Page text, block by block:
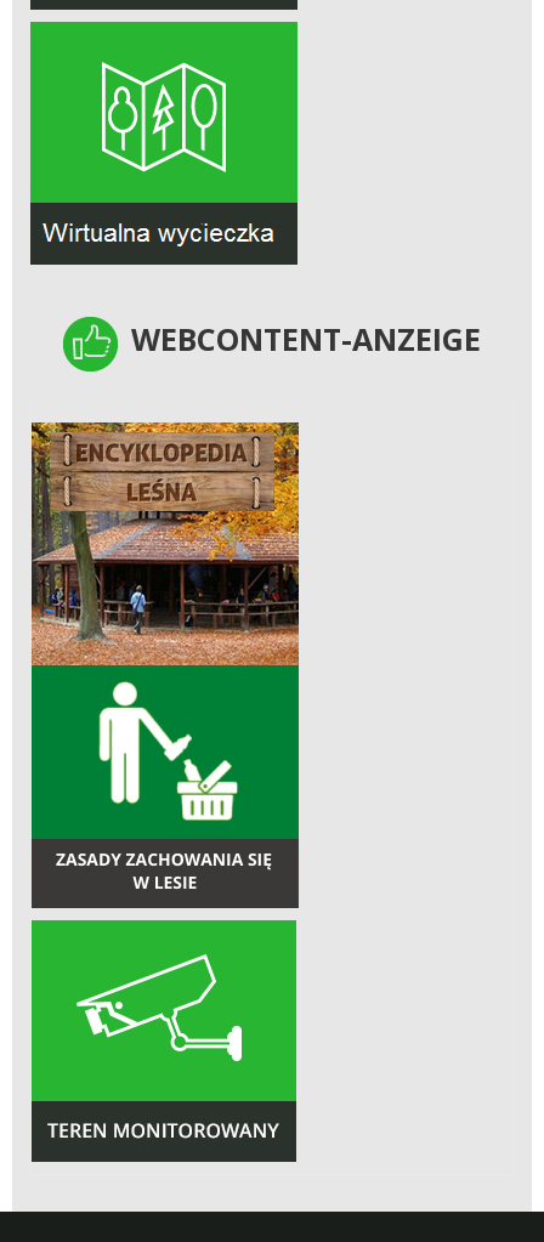
WEBCONTENT-ANZEIGE
WEBCONTENT-ANZEIGE